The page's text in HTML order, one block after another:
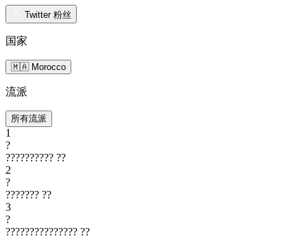
Twitter 粉丝
国家
🇲🇦 Morocco
流派
所有流派
1
?
?????????? ??
2
?
??????? ??
3
?
??????????????? ??